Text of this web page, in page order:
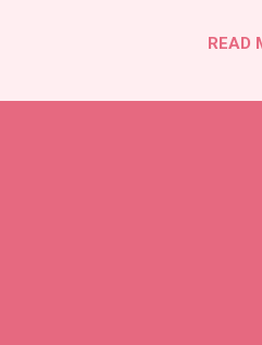
se sacó el manto y tomando una
la toalla que tenía en la cintura.
READ